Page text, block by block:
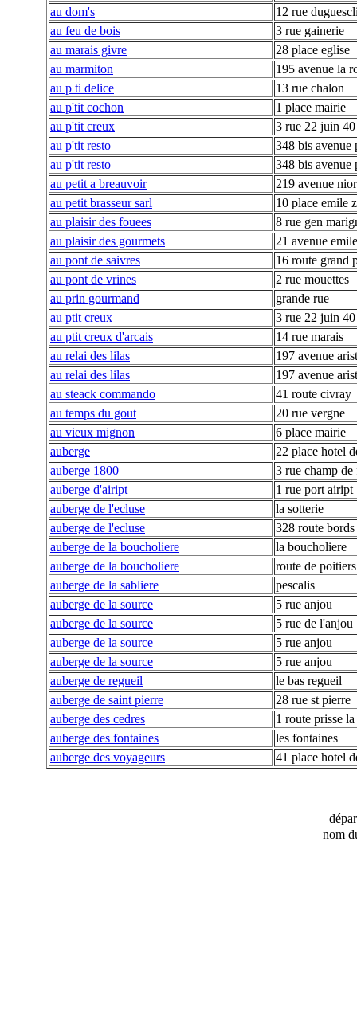
au dom's
12 rue
au feu de bois
3 rue gainerie
au marais givre
28 place eglise
au marmiton
195 avenue la
au p ti delice
13 rue chalon
au p'tit cochon
1 place mairie
au p'tit creux
3 rue 22 juin 40
au p'tit resto
348 bis avenue
au p'tit resto
348 bis avenue
au petit a breauvoir
219 avenue
au petit brasseur sarl
10 place emile
au plaisir des fouees
8 rue gen
au plaisir des gourmets
21 avenue
au pont de saivres
16 route grand
au pont de vrines
2 rue mouettes
au prin gourmand
grande rue
au ptit creux
3 rue 22 juin 40
au ptit creux d'arcais
14 rue marais
au relai des lilas
197 avenue
au relai des lilas
197 avenue
au steack commando
41 route civray
au temps du gout
20 rue vergne
au vieux mignon
6 place mairie
auberge
22 place hotel
auberge 1800
3 rue champ de
auberge d'aiript
1 rue port aiript
auberge de l'ecluse
la sotterie
auberge de l'ecluse
328 route bords
auberge de la boucholiere
la boucholiere
auberge de la boucholiere
route de
auberge de la sabliere
pescalis
auberge de la source
5 rue anjou
auberge de la source
5 rue de l'anjou
auberge de la source
5 rue anjou
auberge de la source
5 rue anjou
auberge de regueil
le bas regueil
auberge de saint pierre
28 rue st pierre
auberge des cedres
1 route prisse
auberge des fontaines
les fontaines
auberge des voyageurs
41 place hotel
nom